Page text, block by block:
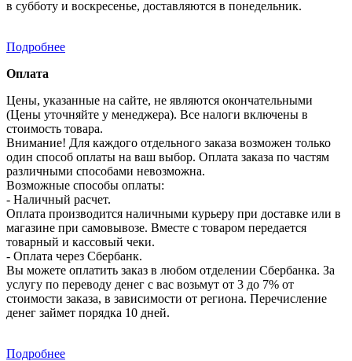
в субботу и воскресенье, доставляются в понедельник.
Подробнее
Оплата
Цены, указанные на сайте, не являются окончательными
(Цены уточняйте у менеджера). Все налоги включены в
стоимость товара.
Внимание! Для каждого отдельного заказа возможен только
один способ оплаты на ваш выбор. Оплата заказа по частям
различными способами невозможна.
Возможные способы оплаты:
- Наличный расчет.
Оплата производится наличными курьеру при доставке или в
магазине при самовывозе. Вместе с товаром передается
товарный и кассовый чеки.
- Оплата через Сбербанк.
Вы можете оплатить заказ в любом отделении Сбербанка. За
услугу по переводу денег с вас возьмут от 3 до 7% от
стоимости заказа, в зависимости от региона. Перечисление
денег займет порядка 10 дней.
Подробнее